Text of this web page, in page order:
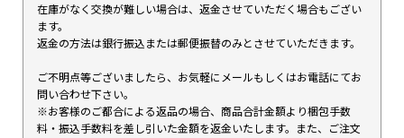
在庫がなく交換が難しい場合は、返金させていただく場合もござい
ます。
返金の方法は銀行振込または郵便振替のみとさせていただきます。
ご不明点等ございましたら、お気軽にメールもしくはお電話にてお
問い合わせ下さい。
※お客様のご都合による返品の場合、商品合計金額より梱包手数
料・振込手数料を差し引いた金額を返金いたします。また、ご注文